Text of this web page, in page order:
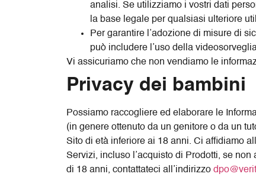
analisi. Se utilizziamo i vostri dati
la base legale per qualsiasi ulteriore
Per garantire l’adozione di misure di
può includere l’uso della
Vi assicuriamo che non vendiamo le
Privacy dei bambini
Possiamo raccogliere ed elaborare le
(in genere ottenuto da un genitore o da un
Sito di età inferiore ai 18 anni. Ci affidiamo
Servizi, incluso l’acquisto di Prodotti, se
di 18 anni, contattateci all’indirizzo